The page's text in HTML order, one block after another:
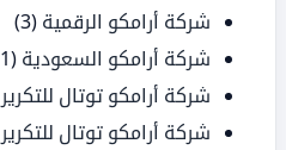
شركة أرامكو الرقمية (3)
شركة أرامكو السعودية (1)
شركة أرامكو توتال للتكرير
شركة أرامكو توتال